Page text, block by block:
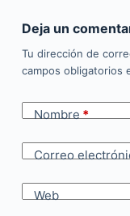
Deja un
Tu dirección de
campos obligatorios
Nombre*
Correo
Web